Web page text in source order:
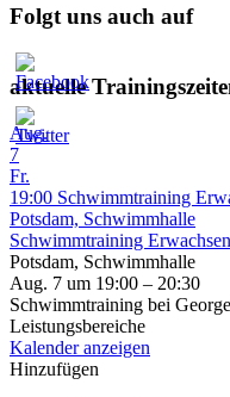
Folgt uns auch auf
aktuelle
Aug.
7
Fr.
19:00 Schwimmtraining
Potsdam, Schwimmhalle
Schwimmtraining
Potsdam, Schwimmhalle
Aug. 7 um 19:00 – 20:30
Schwimmtraining bei
Leistungsbereiche
Kalender anzeigen
Hinzufügen